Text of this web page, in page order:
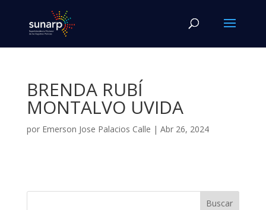
BRENDA RUBÍ
MONTALVO UVIDA
por Emerson Jose Palacios Calle | Abr 26, 2024